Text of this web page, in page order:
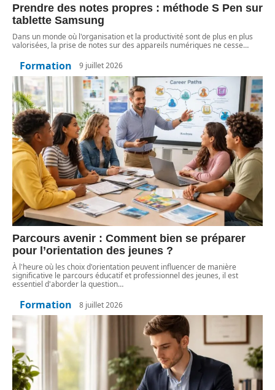
Prendre des notes propres : méthode S Pen sur
tablette Samsung
Dans un monde où l'organisation et la productivité sont de plus en plus
valorisées, la prise de notes sur des appareils numériques ne cesse…
Formation 9 juillet 2026
Parcours avenir : Comment bien se préparer
pour l’orientation des jeunes ?
À l'heure où les choix d'orientation peuvent influencer de manière
significative le parcours éducatif et professionnel des jeunes, il est
essentiel d'aborder la question…
Formation 8 juillet 2026